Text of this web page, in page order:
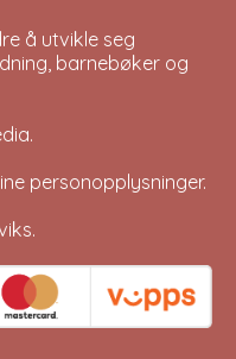
å utvikle seg
barnebøker og
.
personopplysninger.
.